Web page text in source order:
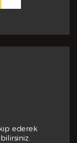
ederek